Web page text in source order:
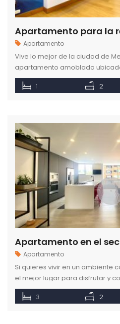
Apartamento
Vive lo mejor de la ciudad de
apartamento amoblado
Oro. Cotiza y renta en como en
1 2
Apartamento
Si quieres vivir en un ambiente
el mejor lugar para disfrutar y
amoblado lo tiene todo.
3 2